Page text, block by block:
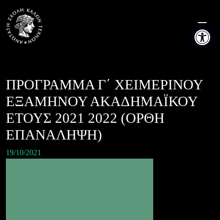
Ανοίξτε
content
ΠΡΟΓΡΑΜΜΑ Γ΄ ΧΕΙΜΕΡΙΝΟΥ
ΕΞΑΜΗΝΟΥ ΑΚΑΔΗΜΑΪΚΟΥ
ΕΤΟΥΣ 2021 2022 (ΟΡΘΗ
ΕΠΑΝΑΛΗΨΗ)
19/10/2021